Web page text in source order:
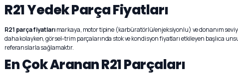
R21 Yedek Parça Fiyatları
R21 parça fiyatlarımarkaya, motor tipine (karbüratörlü/enjeksiyonlu) ve donanım
daha kolayken, görsel–trim parçalarında stok ve kondisyon fiyatları etkileyen başlıca
referanslarla sağlamaktır.
En Çok Aranan R21 Parçaları